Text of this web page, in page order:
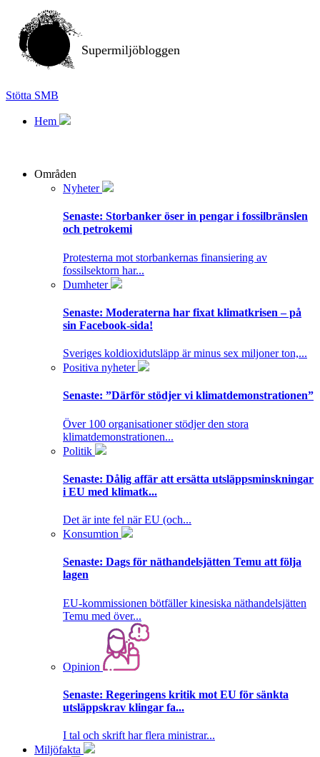
Supermiljöbloggen
Stötta SMB
Hem
Områden
Nyheter
Senaste: Storbanker öser in pengar i fossilbränslen
och petrokemi
Protesterna mot storbankernas finansiering av
fossilsektorn har...
Dumheter
Senaste: Moderaterna har fixat klimatkrisen – på
sin Facebook-sida!
Sveriges koldioxidutsläpp är minus sex miljoner ton,...
Positiva nyheter
Senaste: ”Därför stödjer vi klimatdemonstrationen”
Över 100 organisationer stödjer den stora
klimatdemonstrationen...
Politik
Senaste: Dålig affär att ersätta utsläppsminskningar
i EU med klimatk...
Det är inte fel när EU (och...
Konsumtion
Senaste: Dags för näthandelsjätten Temu att följa
lagen
EU-kommissionen bötfäller kinesiska näthandelsjätten
Temu med över...
Opinion
Senaste: Regeringens kritik mot EU för sänkta
utsläppskrav klingar fa...
I tal och skrift har flera ministrar...
Miljöfakta